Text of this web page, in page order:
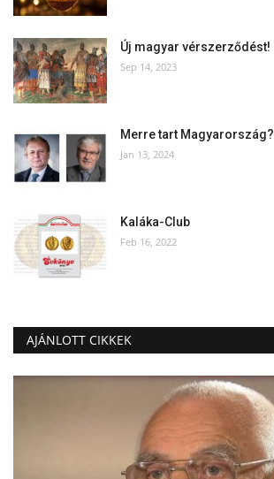
Új magyar vérszerződést!
Sep 14, 2023
Merre tart Magyarország?
Jan 13, 2024
Kaláka-Club
Feb 16, 2022
AJÁNLOTT CIKKEK